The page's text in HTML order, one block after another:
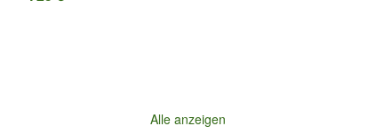
Alle anzeigen